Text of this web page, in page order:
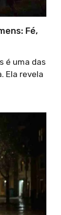
Fé,
é uma das
Ela revela